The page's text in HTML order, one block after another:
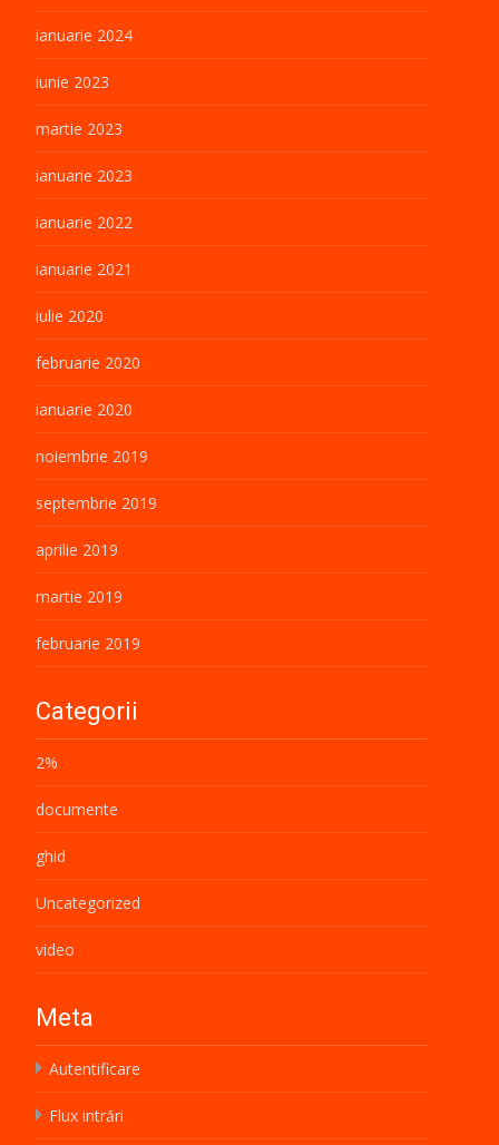
ianuarie 2024
iunie 2023
martie 2023
ianuarie 2023
ianuarie 2022
ianuarie 2021
iulie 2020
februarie 2020
ianuarie 2020
noiembrie 2019
septembrie 2019
aprilie 2019
martie 2019
februarie 2019
Categorii
2%
documente
ghid
Uncategorized
video
Meta
Autentificare
Flux intrări